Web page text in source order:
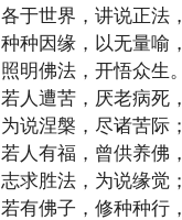
各于世界，讲说正法，
种种因缘，以无量喻，
照明佛法，开悟众生。
若人遭苦，厌老病死，
为说涅槃，尽诸苦际；
若人有福，曾供养佛，
志求胜法，为说缘觉；
若有佛子，修种种行，